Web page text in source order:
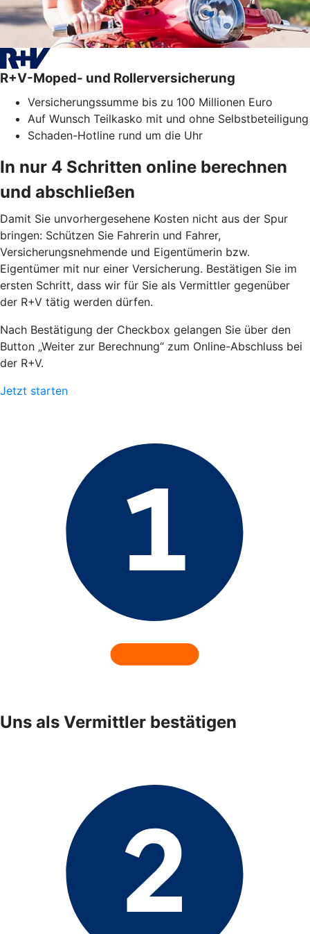
R+V-Moped- und Rollerversicherung
Versicherungssumme bis zu 100 Millionen Euro
Auf Wunsch Teilkasko mit und ohne Selbstbeteiligung
Schaden-Hotline rund um die Uhr
In nur 4 Schritten online berechnen
und abschließen
Damit Sie unvorhergesehene Kosten nicht aus der Spur
bringen: Schützen Sie Fahrerin und Fahrer,
Versicherungsnehmende und Eigentümerin bzw.
Eigentümer mit nur einer Versicherung. Bestätigen Sie im
ersten Schritt, dass wir für Sie als Vermittler gegenüber
der R+V tätig werden dürfen.
Nach Bestätigung der Checkbox gelangen Sie über den
Button „Weiter zur Berechnung“ zum Online-Abschluss bei
der R+V.
Jetzt starten
Uns als Vermittler bestätigen